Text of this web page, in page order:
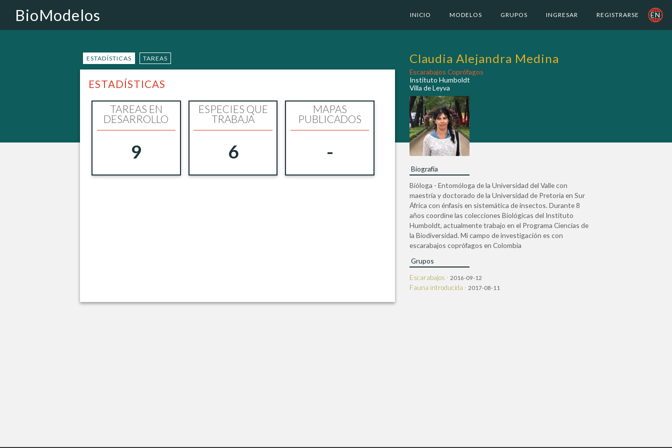
BioModelos INICIO MODELOS GRUPOS INGRESAR REGISTRARSE EN
Claudia Alejandra Medina
Escarabajos Coprófagos
Instituto Humboldt
Villa de Leyva
Biografía
Bióloga - Entomóloga de la Universidad del Valle con
maestría y doctorado de la Universidad de Pretoria en Sur
África con énfasis en sistemática de insectos. Durante 8
años coordine las colecciones Biológicas del Instituto
Humboldt, actualmente trabajo en el Programa Ciencias de
la Biodiversidad. Mi campo de investigación es con
escarabajos coprófagos en Colombia
Grupos
Escarabajos · 2016-09-12
Fauna introducida · 2017-08-11
ESTADÍSTICAS TAREAS
ESTADÍSTICAS
TAREAS EN
DESARROLLO
9
ESPECIES QUE
TRABAJA
6
MAPAS
PUBLICADOS
-